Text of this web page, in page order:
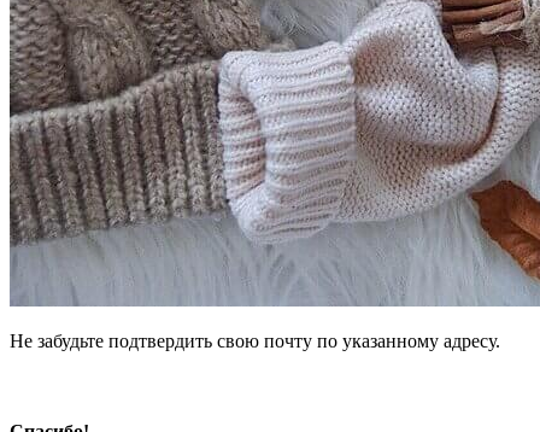
Не забудьте подтвердить свою почту по указанному адресу.